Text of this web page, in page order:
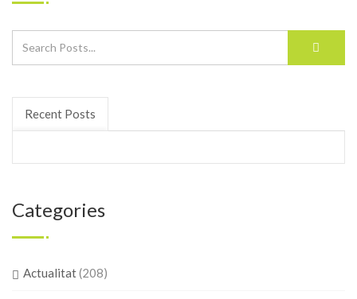
Recent Posts
Categories
Actualitat(208)